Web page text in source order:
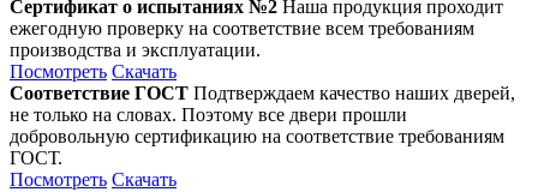
Сертификат о испытаниях №2 Наша продукция проходит
ежегодную проверку на соответствие всем требованиям
производства и эксплуатации.
Посмотреть Скачать
Соответствие ГОСТ Подтверждаем качество наших дверей,
не только на словах. Поэтому все двери прошли
добровольную сертификацию на соответствие требованиям
ГОСТ.
Посмотреть Скачать